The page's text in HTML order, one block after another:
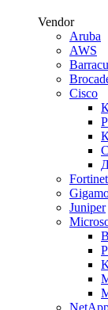
Vendor
Aruba
AWS
Cisco
Fortinet
Juniper